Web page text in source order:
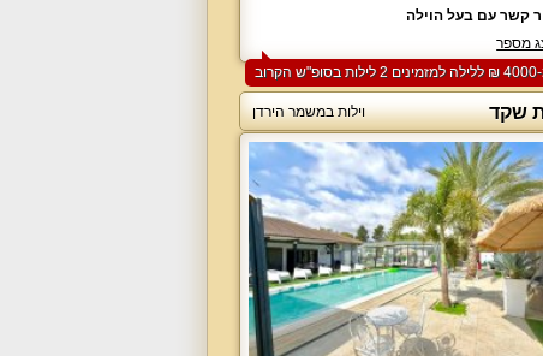
קשר עם בעל הוילה
מספר
שקד וילות במשמר הירדן